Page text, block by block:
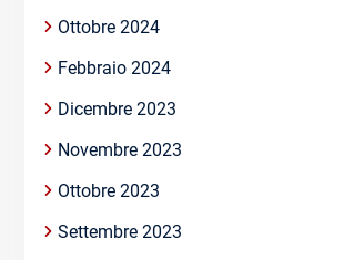
Ottobre 2024
Febbraio 2024
Dicembre 2023
Novembre 2023
Ottobre 2023
Settembre 2023